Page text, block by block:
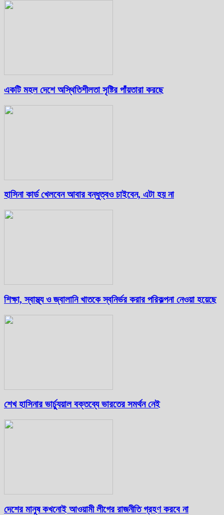
একটি মহল দেশে অস্থিতিশীলতা সৃষ্টির পাঁয়তারা করছে
হাসিনা কার্ড খেলবেন আবার বন্ধুত্বও চাইবেন, এটা হয় না
শিক্ষা, স্বাস্থ্য ও জ্বালানি খাতকে স্বনির্ভর করার পরিকল্পনা নেওয়া হয়েছে
শেখ হাসিনার ভার্চ্যুয়াল বক্তব্যে ভারতের সমর্থন নেই
দেশের মানুষ কখনোই আওয়ামী লীগের রাজনীতি গ্রহণ করবে না